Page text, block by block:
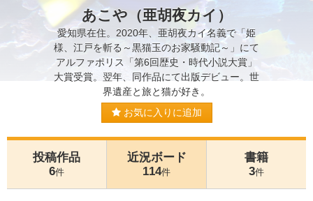
あこや（亜胡夜カイ）
愛知県在住。2020年、亜胡夜カイ名義で「姫
様、江戸を斬る～黒猫玉のお家騒動記～」にて
アルファポリス「第6回歴史・時代小説大賞」
大賞受賞。翌年、同作品にて出版デビュー。世
界遺産と旅と猫が好き。
お気に入りに追加
投稿作品
6件
近況ボード
114件
書籍
3件